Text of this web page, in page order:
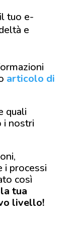
tuo e-
e
articolo di
quali
i nostri
i processi
così
tua
livello!